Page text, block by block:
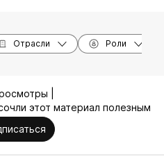
Отрасли Роли
|
этот материал полезным